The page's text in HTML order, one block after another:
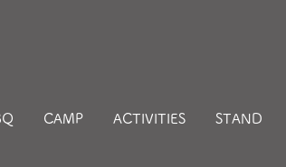
CAMP ACTIVITIES STAND